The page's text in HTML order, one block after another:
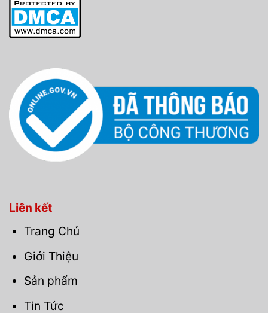
Liên kết
Trang Chủ
Giới Thiệu
Sản phẩm
Tin Tức